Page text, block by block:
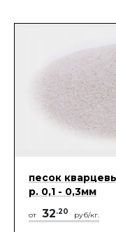
песок
р. 0,1 - 0,3мм
от 32.20 руб/кг.